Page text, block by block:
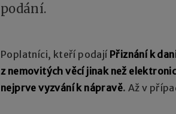
podání.
Poplatníci, kteří podají Přiznání k
z nemovitých věcí jinak než
nejprve vyzvání k nápravě. Až v